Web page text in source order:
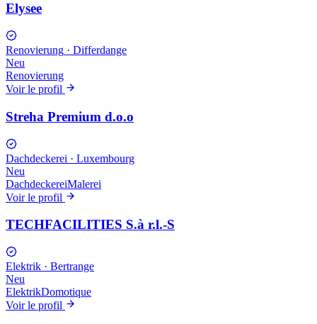
Elysee
Renovierung · Differdange
Neu
Renovierung
Voir le profil
Streha Premium d.o.o
Dachdeckerei · Luxembourg
Neu
DachdeckereiMalerei
Voir le profil
TECHFACILITIES S.à r.l.-S
Elektrik · Bertrange
Neu
ElektrikDomotique
Voir le profil